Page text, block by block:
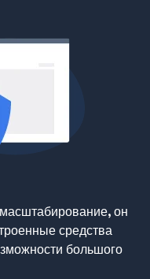
он
средства
большого